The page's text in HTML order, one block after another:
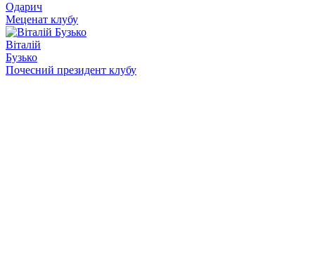
Одарич
Меценат клубу
Віталій
Бузько
Почесний президент клубу